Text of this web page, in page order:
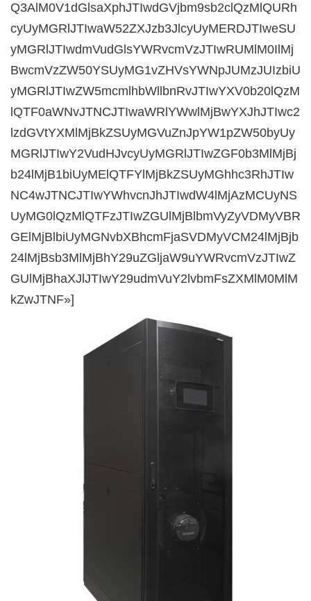
Q3AlM0V1dGlsaXphJTIwdGVjbm9sb2clQzMlQURh
cyUyMGRlJTIwaW52ZXJzb3JlcyUyMERDJTIweSU
yMGRlJTIwdmVudGlsYWRvcmVzJTIwRUMlM0IlMj
BwcmVzZW50YSUyMG1vZHVsYWNpJUMzJUIzbiU
yMGRlJTIwZW5mcmlhbWllbnRvJTIwYXV0b20lQzM
lQTF0aWNvJTNCJTIwaWRlYWwlMjBwYXJhJTIwc2
lzdGVtYXMlMjBkZSUyMGVuZnJpYW1pZW50byUy
MGRlJTIwY2VudHJvcyUyMGRlJTIwZGF0b3MlMjBj
b24lMjB1biUyMElQTFYlMjBkZSUyMGhhc3RhJTIw
NC4wJTNCJTIwYWhvcnJhJTIwdW4lMjAzMCUyNS
UyMG0lQzMlQTFzJTIwZGUlMjBlbmVyZyVDMyVBR
GElMjBlbiUyMGNvbXBhcmFjaSVDMyVCM24lMjBjb
24lMjBsb3MlMjBhY29uZGljaW9uYWRvcmVzJTIwZ
GUlMjBhaXJlJTIwY29udmVuY2lvbmFsZXMlM0MlM
kZwJTNF»]